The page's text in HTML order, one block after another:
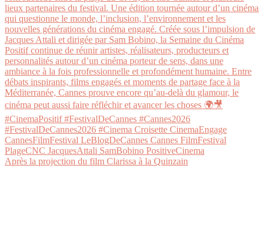
Après la projection du film Clarissa à la Quinzain